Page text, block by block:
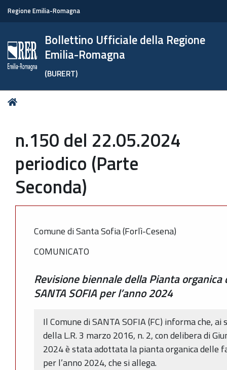
Regione Emilia-Romagna
Bollettino Ufficiale della Regione
Emilia-Romagna
(BURERT)
Tu
n.150 del 22.05.2024
periodico (Parte
Seconda)
Comune di Santa Sofia (Forlì-Cesena)
COMUNICATO
Revisione biennale della Pianta
SANTA SOFIA per l’anno 2024
Il Comune di SANTA SOFIA (FC) informa che,
della L.R. 3 marzo 2016, n. 2, con delibera di
2024 è stata adottata la pianta organica delle
per l’anno 2024, che si allega.